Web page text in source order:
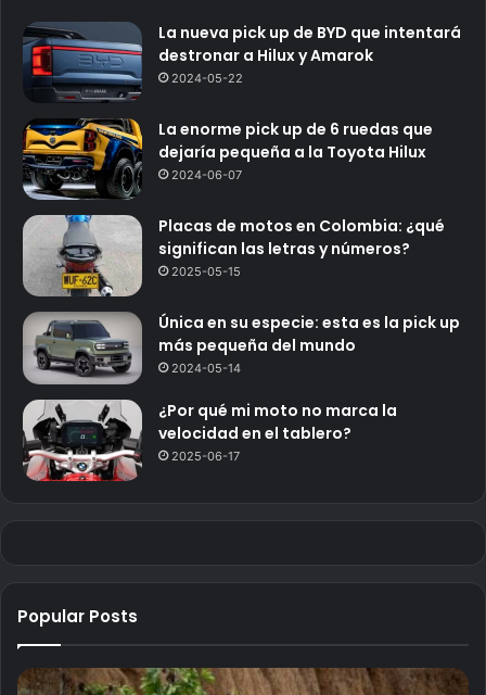
La nueva pick up de BYD que intentará
destronar a Hilux y Amarok
2024-05-22
La enorme pick up de 6 ruedas que
dejaría pequeña a la Toyota Hilux
2024-06-07
Placas de motos en Colombia: ¿qué
significan las letras y números?
2025-05-15
Única en su especie: esta es la pick up
más pequeña del mundo
2024-05-14
¿Por qué mi moto no marca la
velocidad en el tablero?
2025-06-17
Popular Posts